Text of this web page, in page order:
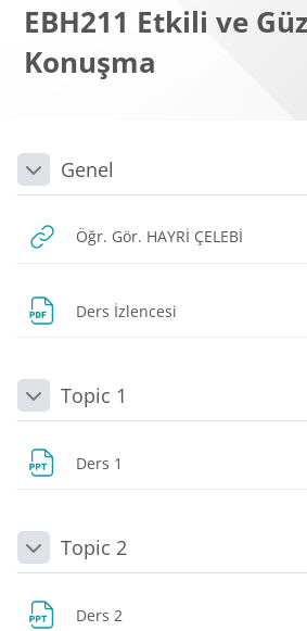
EBH211 Etkili ve
Konuşma
Bloklar
Bölüm anahatları
DaraltGenel
Öğr. Gör. HAYRİ ÇELEBİ
Ders İzlencesi
DaraltTopic 1
Ders 1
DaraltTopic 2
Ders 2